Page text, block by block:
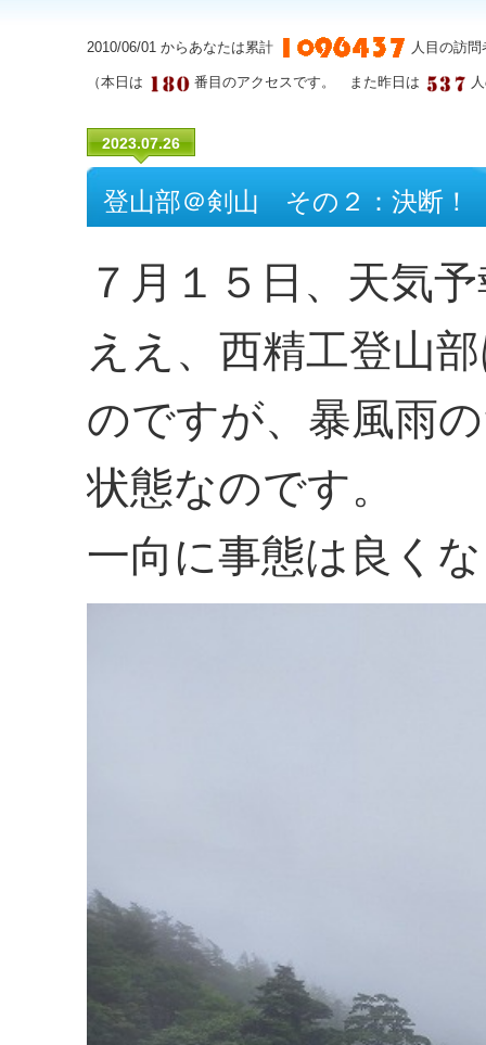
2010/06/01 からあなたは累計 人目の訪
（本日は 番目のアクセスです。 また昨日は
2023.07.26
登山部＠剣山 その２：決断！
７月１５日、天気
ええ、西精工登山
のですが、暴風雨
状態なのです。
一向に事態は良く